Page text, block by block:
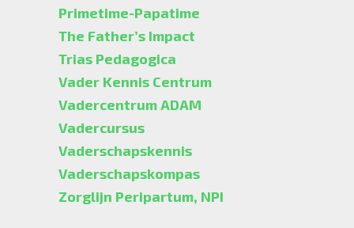
Primetime-Papatime
The Father’s Impact
Trias Pedagogica
Vader Kennis Centrum
Vadercentrum ADAM
Vadercursus
Vaderschapskennis
Vaderschapskompas
Zorglijn Peripartum, NPI